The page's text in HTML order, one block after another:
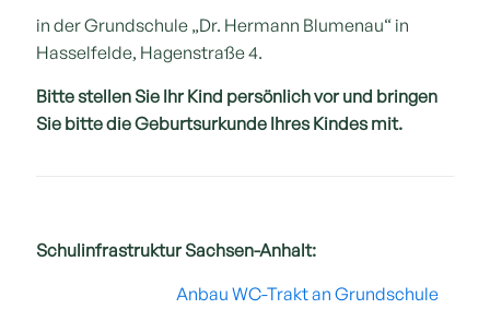
in der Grundschule „Dr. Hermann Blumenau“ in
Hasselfelde, Hagenstraße 4.
Bitte stellen Sie Ihr Kind persönlich vor und bringen
Sie bitte die Geburtsurkunde Ihres Kindes mit.
Schulinfrastruktur Sachsen-Anhalt:
Anbau WC-Trakt an Grundschule